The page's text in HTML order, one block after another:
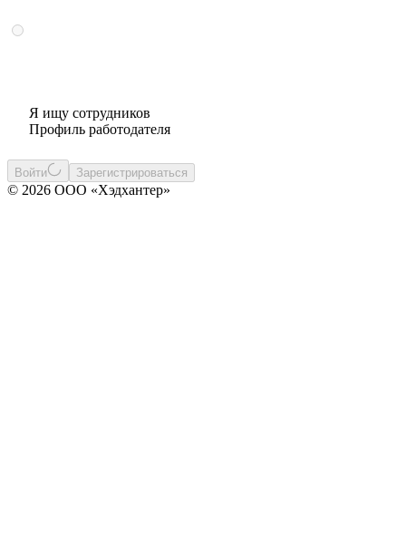
Я ищу сотрудников
Профиль работодателя
Войти Зарегистрироваться
© 2026 ООО «Хэдхантер»